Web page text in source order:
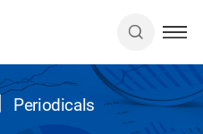
Periodicals